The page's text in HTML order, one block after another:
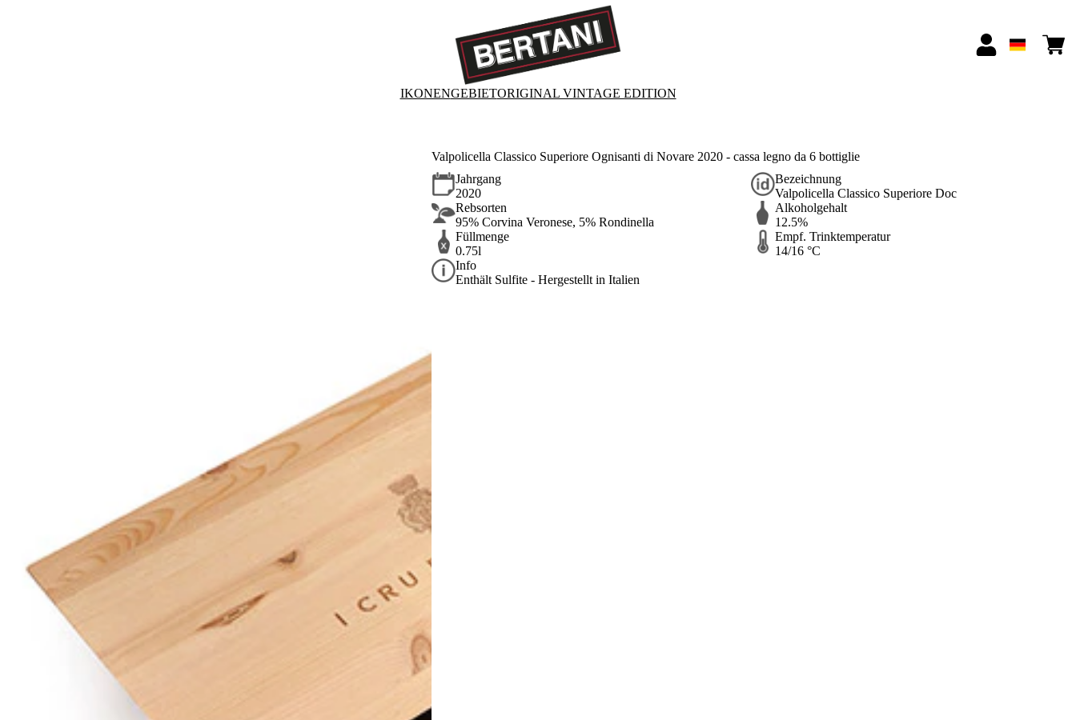
IKONENGEBIETORIGINAL VINTAGE EDITION
Valpolicella Classico Superiore Ognisanti di Novare 2020 - cassa legno da 6 bottiglie
Jahrgang
2020
Bezeichnung
Valpolicella Classico Superiore Doc
Rebsorten
95% Corvina Veronese, 5% Rondinella
Alkoholgehalt
12.5%
Füllmenge
0.75l
Empf. Trinktemperatur
14/16 °C
Info
Enthält Sulfite - Hergestellt in Italien